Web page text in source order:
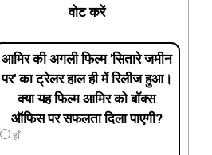
वोट करें
आमिर की अगली फिल्म 'सितारे जमीन
पर' का ट्रेलर हाल ही में रिलीज हुआ।
क्या यह फिल्म आमिर को बॉक्स
ऑफिस पर सफलता दिला पाएगी?
हाँ